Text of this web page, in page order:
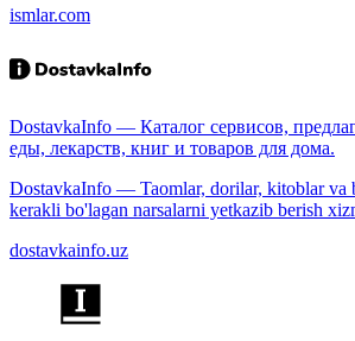
ismlar.com
DostavkaInfo — Каталог сервисов,
еды, лекарств, книг и товаров для дома.
DostavkaInfo — Taomlar, dorilar, kitoblar va
kerakli bo'lagan narsalarni yetkazib berish
dostavkainfo.uz